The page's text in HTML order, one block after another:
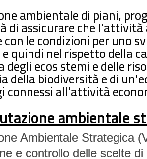
ambientale di piani,
di assicurare che
le condizioni per uno
quindi nel rispetto della
degli ecosistemi e delle
della biodiversità e di
connessi all'attività
ambientale
Ambientale Strategica
e controllo delle scelte